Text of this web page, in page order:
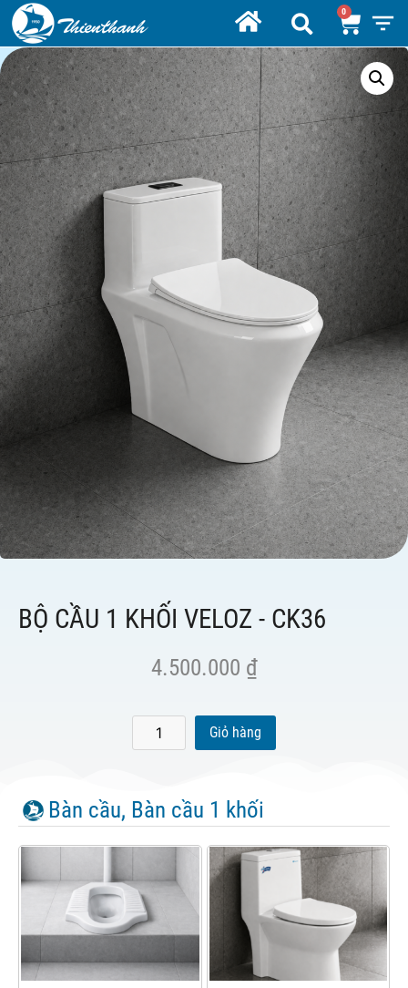
BỘ CẦU 1 KHỐI VELOZ - CK36
4.500.000 ₫
Giỏ hàng
Bàn cầu, Bàn cầu 1 khối